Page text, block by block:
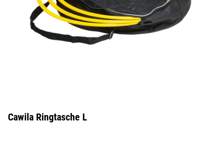
Cawila Ringtasche L